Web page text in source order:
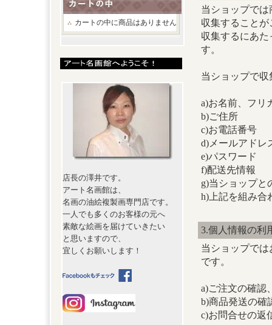
カートの中に商品はありません
店長の澤井です。
アート名画館は、
名画の油絵複製画専門店です。
一人でも多くのお客様の元へ
素敵な絵画を届けていきたい
と思いますので、
宜しくお願いします！
当ショップで
収集すること
収集するにあ
す。
当ショップで
a)お名前、フリ
b)ご住所
c)お電話番号
d)メールアドレ
e)パスワード
f)配送先情報
g)当ショップと
h)上記を組み合
3.個人情報の利
当ショップで
です。
a)ご注文の確認
b)商品発送の確
c)お問合せの返